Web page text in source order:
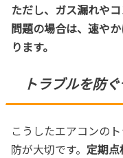
ただし、ガス漏れや
問題の場合は、速や
ります。
トラブルを防
こうしたエアコンの
防が大切です。 定期